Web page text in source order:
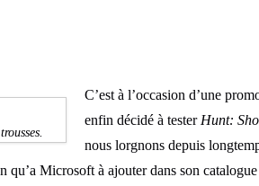
C’est à l’occasion d’une
enfin décidé à tester Hunt:
nous lorgnons depuis
Microsoft à ajouter dans son